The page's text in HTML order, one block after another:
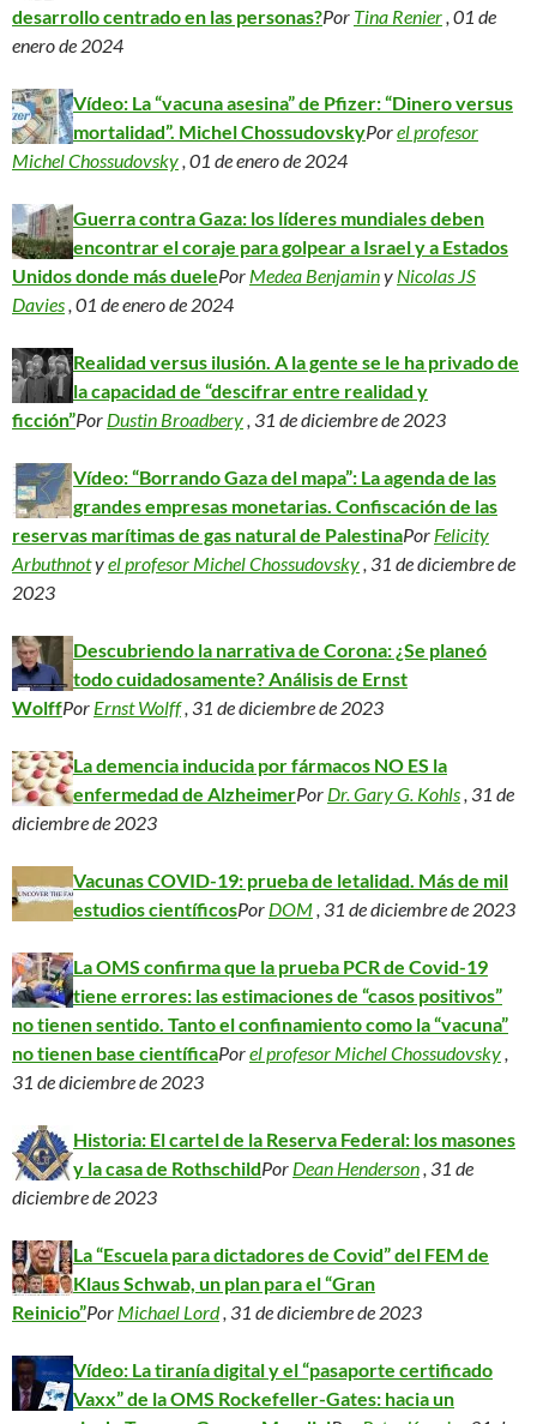
desarrollo centrado en las personas?Por Tina Renier, 01 de
enero de 2024
Vídeo: La “vacuna asesina” de Pfizer: “Dinero versus
mortalidad”. Michel ChossudovskyPorel profesor
Michel Chossudovsky, 01 de enero de 2024
Guerra contra Gaza: los líderes mundiales deben
encontrar el coraje para golpear a Israel y a Estados
Unidos donde más duelePor Medea Benjaminy Nicolas JS
Davies, 01 de enero de 2024
Realidad versus ilusión. A la gente se le ha privado de
la capacidad de “descifrar entre realidad y
ficción”Por Dustin Broadbery, 31 de diciembre de 2023
Vídeo: “Borrando Gaza del mapa”: La agenda de las
grandes empresas monetarias. Confiscación de las
reservas marítimas de gas natural de PalestinaPor Felicity
Arbuthnotyel profesor Michel Chossudovsky, 31 de diciembre de
2023
Descubriendo la narrativa de Corona: ¿Se planeó
todo cuidadosamente? Análisis de Ernst
WolffPor Ernst Wolff, 31 de diciembre de 2023
La demencia inducida por fármacos NO ES la
enfermedad de AlzheimerPor Dr. Gary G. Kohls, 31 de
diciembre de 2023
Vacunas COVID-19: prueba de letalidad. Más de mil
estudios científicosPor DOM, 31 de diciembre de 2023
La OMS confirma que la prueba PCR de Covid-19
tiene errores: las estimaciones de “casos positivos”
no tienen sentido. Tanto el confinamiento como la “vacuna”
no tienen base científicaPorel profesor Michel Chossudovsky,
31 de diciembre de 2023
Historia: El cartel de la Reserva Federal: los masones
y la casa de RothschildPor Dean Henderson, 31 de
diciembre de 2023
La “Escuela para dictadores de Covid” del FEM de
Klaus Schwab, un plan para el “Gran
Reinicio”Por Michael Lord, 31 de diciembre de 2023
Vídeo: La tiranía digital y el “pasaporte certificado
Vaxx” de la OMS Rockefeller-Gates: hacia un